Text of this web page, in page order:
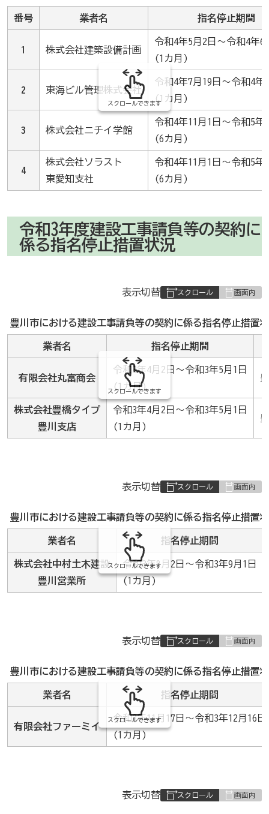
の
番号 業者名 指名停止期間
1 株式会社建築設備計画
令和4年5月2日～令和4年6
(1カ月)
2 東海ビル管理株式会社
令和4年7月19日～令和4年
(1カ月)
3 株式会社ニチイ学館
令和4年11月1日～令和5年
(6カ月)
4
株式会社ソラスト
東愛知支社
令和4年11月1日～令和5年
(6カ月)
スクロールできます
令和3年度建設工事請負等の契約に
係る指名停止措置状況
表
み
の
表示切替
豊川市における建設工事請負等の契約に係る指名停止措置
業者名 指名停止期間
有限会社丸富商会
令和3年4月2日～令和3年5月1日
(1カ月)
株式会社豊橋タイプ
豊川支店
令和3年4月2日～令和3年5月1日
(1カ月)
スクロールできます
表
み
の
表示切替
豊川市における建設工事請負等の契約に係る指名停止措置
業者名 指名停止期間
株式会社中村土木建設
豊川営業所
令和3年8月2日～令和3年9月1日
(1カ月)
スクロールできます
表
み
の
表示切替
豊川市における建設工事請負等の契約に係る指名停止措置
業者名 指名停止期間
有限会社ファーミイ
令和3年11月17日～令和3年12月16日
(1カ月)
スクロールできます
表
表示切替